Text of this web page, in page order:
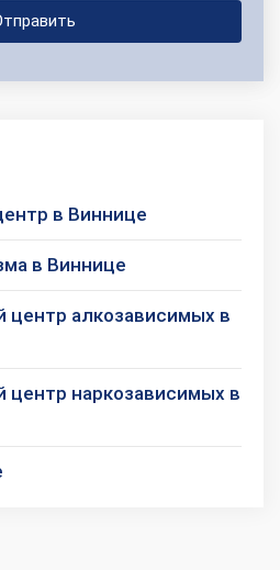
в Виннице
в Виннице
центр алкозависимых в
центр наркозависимых в